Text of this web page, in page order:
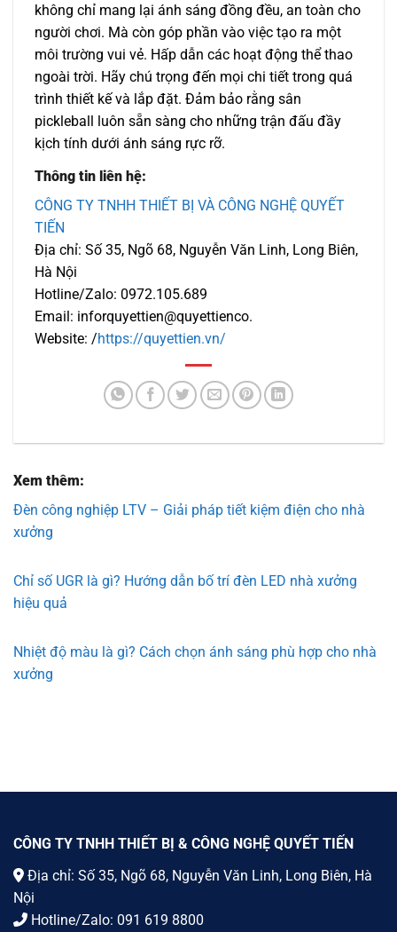
không chỉ mang lại ánh sáng đồng đều, an toàn cho
người chơi. Mà còn góp phần vào việc tạo ra một
môi trường vui vẻ. Hấp dẫn các hoạt động thể thao
ngoài trời. Hãy chú trọng đến mọi chi tiết trong quá
trình thiết kế và lắp đặt. Đảm bảo rằng sân
pickleball luôn sẵn sàng cho những trận đấu đầy
kịch tính dưới ánh sáng rực rỡ.
Thông tin liên hệ:
CÔNG TY TNHH THIẾT BỊ VÀ CÔNG NGHỆ QUYẾT
TIẾN
Địa chỉ: Số 35, Ngõ 68, Nguyễn Văn Linh, Long Biên,
Hà Nội
Hotline/Zalo: 0972.105.689
Email: inforquyettien@quyettienco.
Website: /https://quyettien.vn/
Xem thêm:
Đèn công nghiệp LTV – Giải pháp tiết kiệm điện cho nhà
xưởng
Chỉ số UGR là gì? Hướng dẫn bố trí đèn LED nhà xưởng
hiệu quả
Nhiệt độ màu là gì? Cách chọn ánh sáng phù hợp cho nhà
xưởng
CÔNG TY TNHH THIẾT BỊ & CÔNG NGHỆ QUYẾT TIẾN
Địa chỉ: Số 35, Ngõ 68, Nguyễn Văn Linh, Long Biên, Hà
Nội
Hotline/Zalo: 091 619 8800